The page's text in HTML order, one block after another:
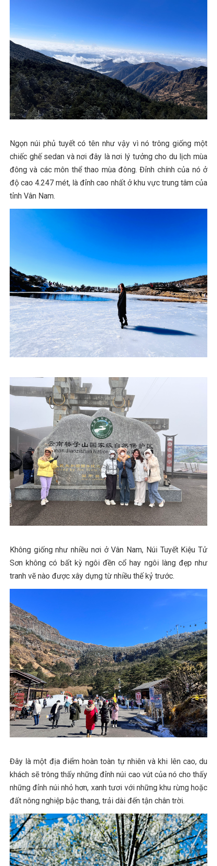
Ngọn núi phủ tuyết có tên như vậy vì nó trông giống một
chiếc ghế sedan và nơi đây là nơi lý tưởng cho du lịch mùa
đông và các môn thể thao mùa đông. Đỉnh chính của nó ở
độ cao 4.247 mét, là đỉnh cao nhất ở khu vực trung tâm của
tỉnh Vân Nam.
Không giống như nhiều nơi ở Vân Nam, Núi Tuyết Kiệu Tử
Sơn không có bất kỳ ngôi đền cổ hay ngôi làng đẹp như
tranh vẽ nào được xây dựng từ nhiều thế kỷ trước.
Đây là một địa điểm hoàn toàn tự nhiên và khi lên cao, du
khách sẽ trông thấy những đỉnh núi cao vút của nó cho thấy
những đỉnh núi nhỏ hơn, xanh tươi với những khu rừng hoặc
đất nông nghiệp bậc thang, trải dài đến tận chân trời.